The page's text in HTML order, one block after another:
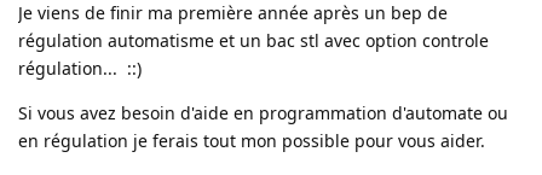
Je viens de finir ma première année après un bep de
régulation automatisme et un bac stl avec option controle
régulation... ::)
Si vous avez besoin d'aide en programmation d'automate ou
en régulation je ferais tout mon possible pour vous aider.